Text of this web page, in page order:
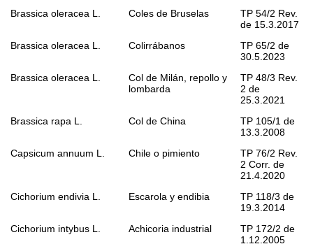
Brassica oleracea L. Coles de Bruselas
TP 54/2 Rev.
de 15.3.2017
Brassica oleracea L. Colirrábanos
TP 65/2 de
30.5.2023
Brassica oleracea L.
Col de Milán, repollo y
lombarda
TP 48/3 Rev.
2 de
25.3.2021
Brassica rapa L. Col de China
TP 105/1 de
13.3.2008
Capsicum annuum L. Chile o pimiento
TP 76/2 Rev.
2 Corr. de
21.4.2020
Cichorium endivia L. Escarola y endibia
TP 118/3 de
19.3.2014
Cichorium intybus L. Achicoria industrial
TP 172/2 de
1.12.2005